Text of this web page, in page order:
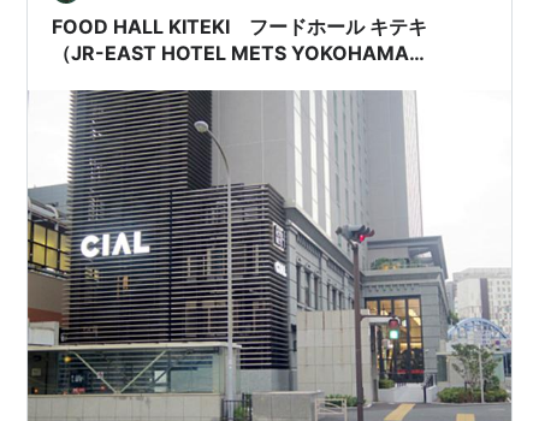
FOOD HALL KITEKI フードホール キテキ
（JR-EAST HOTEL METS YOKOHAMA
木町の朝食）